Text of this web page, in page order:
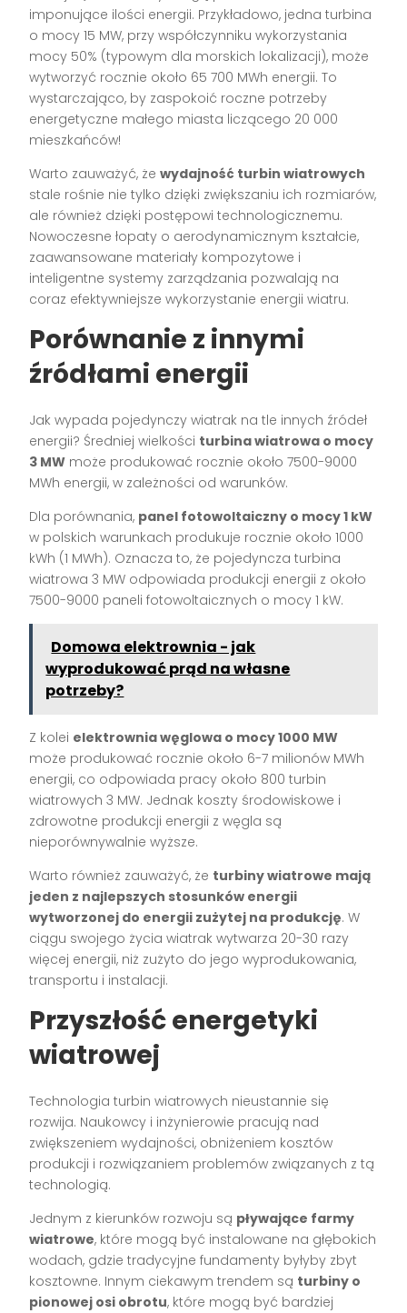
imponujące ilości energii. Przykładowo, jedna turbina
o mocy 15 MW, przy współczynniku wykorzystania
mocy 50% (typowym dla morskich lokalizacji), może
wytworzyć rocznie około 65 700 MWh energii. To
wystarczająco, by zaspokoić roczne potrzeby
energetyczne małego miasta liczącego 20 000
mieszkańców!
Warto zauważyć, żewydajność turbin wiatrowych
stale rośnie nie tylko dzięki zwiększaniu ich rozmiarów,
ale również dzięki postępowi technologicznemu.
Nowoczesne łopaty o aerodynamicznym kształcie,
zaawansowane materiały kompozytowe i
inteligentne systemy zarządzania pozwalają na
coraz efektywniejsze wykorzystanie energii wiatru.
Porównanie z innymi
źródłami energii
Jak wypada pojedynczy wiatrak na tle innych źródeł
energii? Średniej wielkości turbina wiatrowa o mocy
3 MW może produkować rocznie około 7500-9000
MWh energii, w zależności od warunków.
Dla porównania, panel fotowoltaiczny o mocy 1 kW
w polskich warunkach produkuje rocznie około 1000
kWh (1 MWh). Oznacza to, że pojedyncza turbina
wiatrowa 3 MW odpowiada produkcji energii z około
7500-9000 paneli fotowoltaicznych o mocy 1 kW.
Domowa elektrownia - jak
wyprodukować prąd na własne
potrzeby?
Z kolei elektrownia węglowa o mocy 1000 MW
może produkować rocznie około 6-7 milionów MWh
energii, co odpowiada pracy około 800 turbin
wiatrowych 3 MW. Jednak koszty środowiskowe i
zdrowotne produkcji energii z węgla są
nieporównywalnie wyższe.
Warto również zauważyć, że turbiny wiatrowe mają
jeden z najlepszych stosunków energii
wytworzonej do energii zużytej na produkcję. W
ciągu swojego życia wiatrak wytwarza 20-30 razy
więcej energii, niż zużyto do jego wyprodukowania,
transportu i instalacji.
Przyszłość energetyki
wiatrowej
Technologia turbin wiatrowych nieustannie się
rozwija. Naukowcy i inżynierowie pracują nad
zwiększeniem wydajności, obniżeniem kosztów
produkcji i rozwiązaniem problemów związanych z tą
technologią.
Jednym z kierunków rozwoju są pływające farmy
wiatrowe, które mogą być instalowane na głębokich
wodach, gdzie tradycyjne fundamenty byłyby zbyt
kosztowne. Innym ciekawym trendem są turbiny o
pionowej osi obrotu, które mogą być bardziej